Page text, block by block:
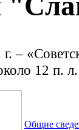
–
12 п.
Общие